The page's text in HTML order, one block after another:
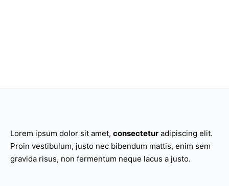
Lorem ipsum dolor sit amet, consectetur adipiscing elit.
Proin vestibulum, justo nec bibendum mattis, enim sem
gravida risus, non fermentum neque lacus a justo.